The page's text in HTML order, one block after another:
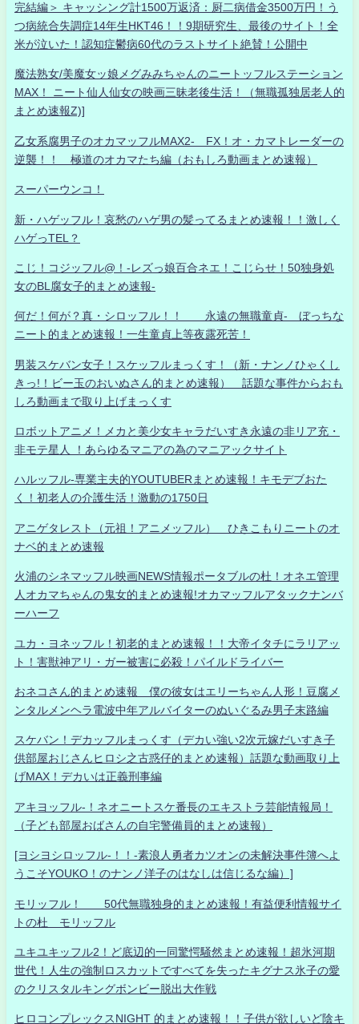
完結編＞ キャッシング計1500万返済：厨二病借金3500万円！う
つ病統合失調症14年生HKT46！！9期研究生、最後のサイト！全
米が泣いた！認知症鬱病60代のラストサイト絶賛！公開中
魔法熟女/美魔女ッ娘メグみみちゃんのニートッフルステーション
MAX！ ニート仙人仙女の映画三昧老後生活！（無職孤独居老人的
まとめ速報Z)]
乙女系腐男子のオカマッフルMAX2- FX！オ・カマトレーダーの
逆襲！！ 極道のオカマたち編（おもしろ動画まとめ速報）
スーパーウンコ！
新・ハゲッフル！哀愁のハゲ男の髪ってるまとめ速報！！激しく
ハゲっTEL？
こじ！コジッフル@！-レズっ娘百合ネエ！こじらせ！50独身処
女のBL腐女子的まとめ速報-
何だ！何が？真・シロッフル！！ 永遠の無職童貞- ぼっちな
ニート的まとめ速報！一生童貞上等夜露死苦！
男装スケバン女子！スケッフルまっくす！（新・ナンノひゃくし
きっ!！ビー玉のおいぬさん的まとめ速報） 話題な事件からおも
しろ動画まで取り上げまっくす
ロボットアニメ！メカと美少女キャラだいすき永遠の非リア充・
非モテ星人 ！あらゆるマニアの為のマニアックサイト
ハルッフル-専業主夫的YOUTUBERまとめ速報！キモデブおた
く！初老人の介護生活！激動の1750日
アニゲタレスト（元祖！アニメッフル） ひきこもりニートのオ
ナベ的まとめ速報
火浦のシネマッフル映画NEWS情報ポータブルの杜！オネエ管理
人オカマちゃんの鬼女的まとめ速報!オカマッフルアタックナンバ
ーハーフ
ユカ・ヨネッフル！初老的まとめ速報！！大帝イタチにラリアッ
ト！害獣神アリ・ガー被害に必殺！パイルドライバー
おネコさん的まとめ速報 僕の彼女はエリーちゃん人形！豆腐メ
ンタルメンヘラ電波中年アルバイターのぬいぐるみ男子末路編
スケバン！デカッフルまっくす（デカい強い2次元嫁だいすき子
供部屋おじさんヒロシ之古惑仔的まとめ速報）話題な動画取り上
げMAX！デカいは正義刑事編
アキヨッフル-！ネオニートスケ番長のエキストラ芸能情報局！
（子ども部屋おばさんの自宅警備員的まとめ速報）
[ヨシヨシロッフル-！！-素浪人勇者カツオンの未解決事件簿へよ
うこそYOUKO！のナンノ洋子のはなしは信じるな編）]
モリッフル！ 50代無職独身的まとめ速報！有益便利情報サイ
トの杜 モリッフル
ユキユキッフル2！ど底辺的一同驚愕騒然まとめ速報！超氷河期
世代！人生の強制ロスカットですべてを失ったキグナス氷子の愛
のクリスタルキングボンビー脱出大作戦
ヒロコンプレックスNIGHT 的まとめ速報！！子供が欲しいど陰キ